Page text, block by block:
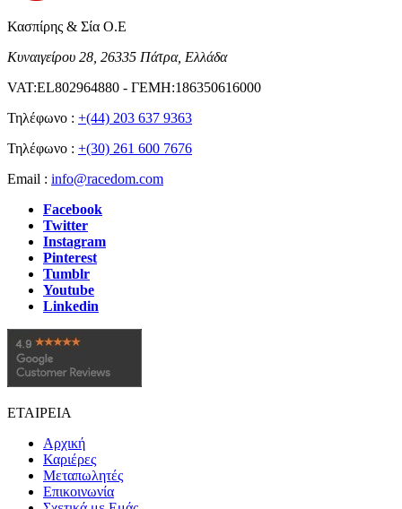
Κασπίρης & Σία Ο.Ε
Κυναιγείρου 28, 26335 Πάτρα, Ελλάδα
VAT:EL802964880 - ΓΕΜΗ:186350616000
Τηλέφωνο : +(44) 203 637 9363
Τηλέφωνο : +(30) 261 600 7676
Email : info@racedom.com
Facebook
Twitter
Instagram
Pinterest
Tumblr
Youtube
Linkedin
ΕΤΑΙΡΕΙΑ
Αρχική
Καριέρες
Μεταπωλητές
Επικοινωνία